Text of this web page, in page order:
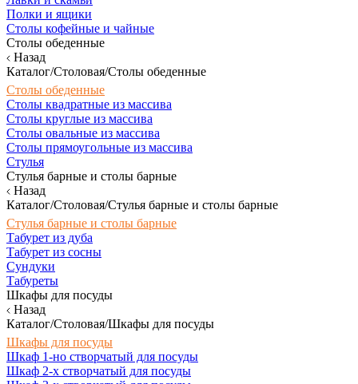
Полки и ящики
Столы кофейные и чайные
Столы обеденные
Назад
Каталог/Столовая/Столы обеденные
Столы обеденные
Столы квадратные из массива
Столы круглые из массива
Столы овальные из массива
Столы прямоугольные из массива
Стулья
Стулья барные и столы барные
Назад
Каталог/Столовая/Стулья барные и столы барные
Стулья барные и столы барные
Табурет из дуба
Табурет из сосны
Сундуки
Табуреты
Шкафы для посуды
Назад
Каталог/Столовая/Шкафы для посуды
Шкафы для посуды
Шкаф 1-но створчатый для посуды
Шкаф 2-х створчатый для посуды